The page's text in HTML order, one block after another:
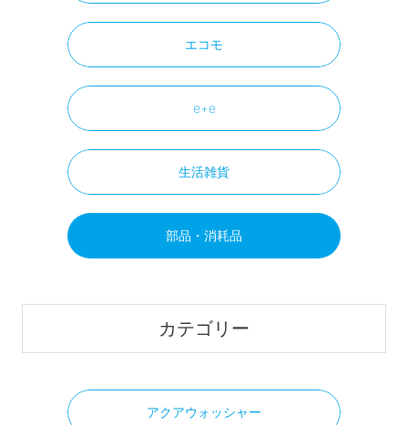
エコモ
e+e
生活雑貨
部品・消耗品
カテゴリー
アクアウォッシャー